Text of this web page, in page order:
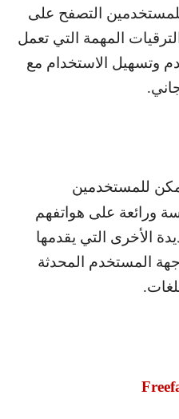
التصفح على
المهمة التي تعمل
وتسهيل الاستخدام مع
للمستخدمين
ورائعة على هواتفهم
الأخرى التي يقدمها
المستخدم المحدثة